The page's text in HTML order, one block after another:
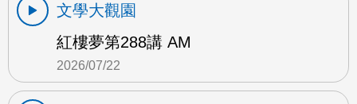
文學大觀園
紅樓夢第288講 AM
2026/07/22